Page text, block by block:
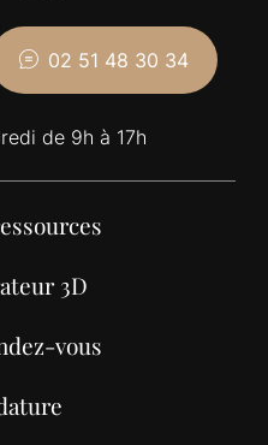
3D
vous
02 51 48 30 34
de 9h à 17h